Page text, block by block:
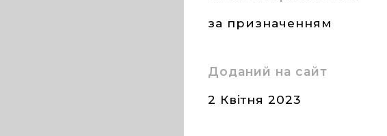
за призначенням
Доданий на сайт
2 Квітня 2023